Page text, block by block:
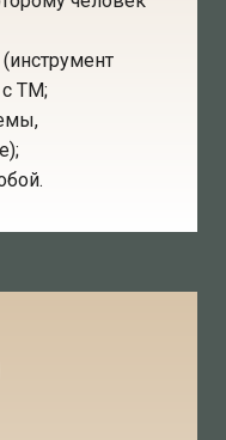
ТМ;